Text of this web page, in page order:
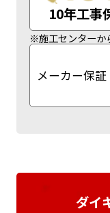
10年工事
※施工センターか
メーカー保証
ダイ